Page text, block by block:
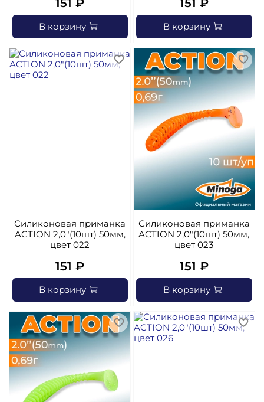
151 ₽
В корзину
151 ₽
В корзину
Силиконовая приманка
ACTION 2,0"(10шт) 50мм,
цвет 022
151 ₽
В корзину
Силиконовая приманка
ACTION 2,0"(10шт) 50мм,
цвет 023
151 ₽
В корзину